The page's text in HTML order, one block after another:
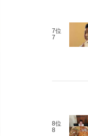
7位
7
8位
8